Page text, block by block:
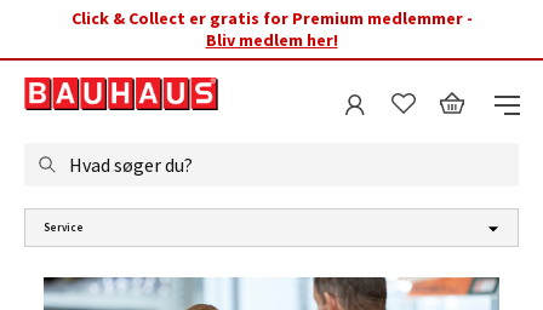
Click & Collect er gratis for Premium medlemmer -
Bliv medlem her!
Hvad søger du?
Service